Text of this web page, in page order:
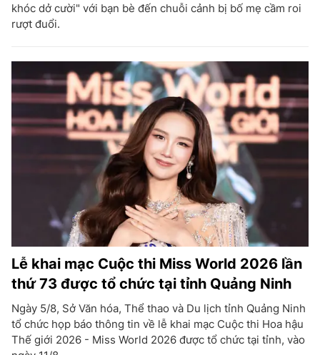
khóc dở cười" với bạn bè đến chuỗi cảnh bị bố mẹ cầm roi
rượt đuổi.
Lễ khai mạc Cuộc thi Miss World 2026 lần
thứ 73 được tổ chức tại tỉnh Quảng Ninh
Ngày 5/8, Sở Văn hóa, Thể thao và Du lịch tỉnh Quảng Ninh
tổ chức họp báo thông tin về lễ khai mạc Cuộc thi Hoa hậu
Thế giới 2026 - Miss World 2026 được tổ chức tại tỉnh, vào